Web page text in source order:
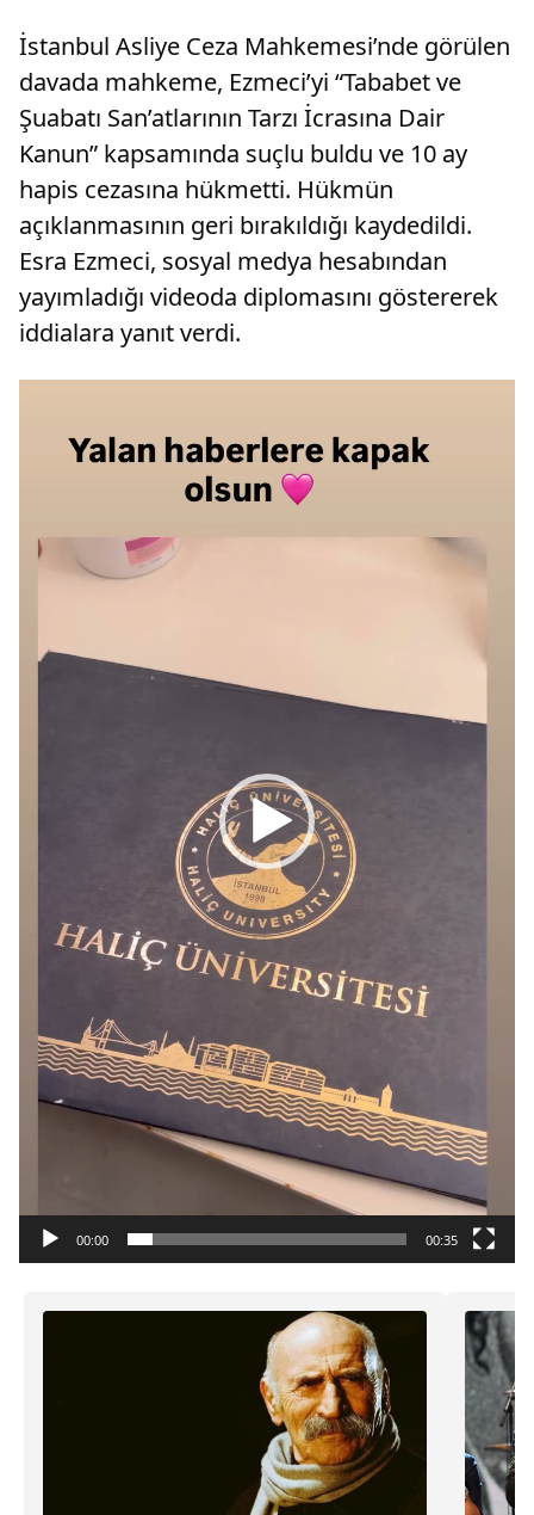
İstanbul Asliye Ceza Mahkemesi’nde görülen
davada mahkeme, Ezmeci’yi “Tababet ve
Şuabatı San’atlarının Tarzı İcrasına Dair
Kanun” kapsamında suçlu buldu ve 10 ay
hapis cezasına hükmetti. Hükmün
açıklanmasının geri bırakıldığı kaydedildi.
Esra Ezmeci, sosyal medya hesabından
yayımladığı videoda diplomasını göstererek
iddialara yanıt verdi.
oynatıcı
00:00 00:35